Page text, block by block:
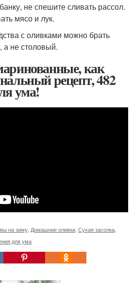
не спешите сливать рассол.
мясо и лук.
с оливками можно брать
а не столовый.
как
рецепт, 482
ума!
на зиму, Домашние оливки, Сухая засолка,
для ума